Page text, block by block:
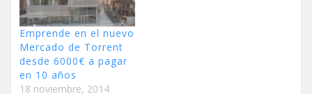
Emprende en el nuevo
Mercado de Torrent
desde 6000€ a pagar
en 10 años
18 noviembre, 2014